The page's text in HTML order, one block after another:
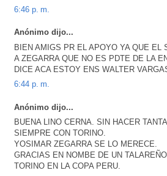
6:46 p. m.
Anónimo dijo...
BIEN AMIGS PR EL APOYO YA QUE EL
A ZEGARRA QUE NO ES PDTE DE LA
DICE ACA ESTOY ENS WALTER
6:44 p. m.
Anónimo dijo...
BUENA LINO CERNA. SIN HACER
SIEMPRE CON TORINO.
YOSIMAR ZEGARRA SE LO MERECE.
GRACIAS EN NOMBE DE UN
TORINO EN LA COPA PERU.